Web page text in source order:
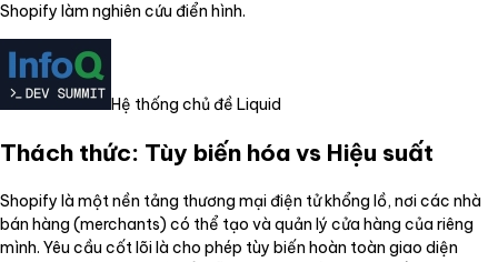
Shopify làm nghiên cứu điển hình.
Hệ thống chủ đề Liquid
Thách thức: Tùy biến hóa vs Hiệu suất
Shopify là một nền tảng thương mại điện tử khổng lồ, nơi các nhà
bán hàng (merchants) có thể tạo và quản lý cửa hàng của riêng
mình. Yêu cầu cốt lõi là cho phép tùy biến hoàn toàn giao diện